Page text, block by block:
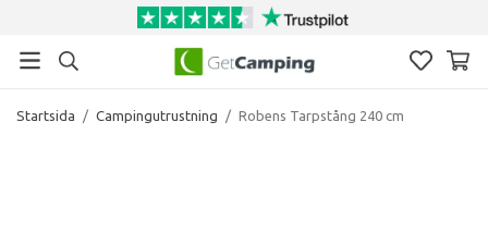
Startsida / Campingutrustning / Robens Tarpstång 240 cm